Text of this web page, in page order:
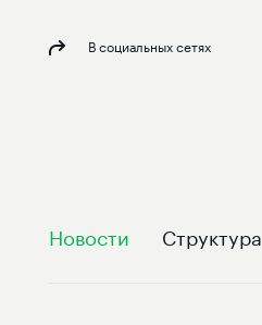
В социальных сетях
Новости Структура